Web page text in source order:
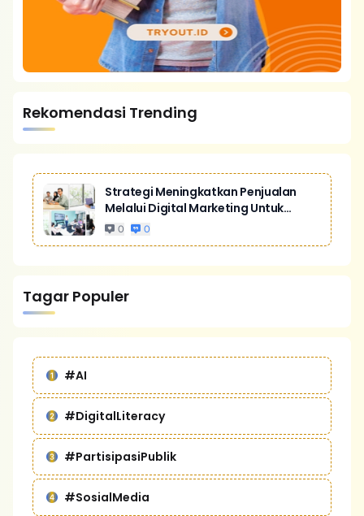
Rekomendasi Trending
Strategi Meningkatkan Penjualan
Melalui Digital Marketing Untuk
Bisnis Yang Lebih Kompetitif
0 0
Tagar Populer
#AI
#DigitalLiteracy
#PartisipasiPublik
#SosialMedia